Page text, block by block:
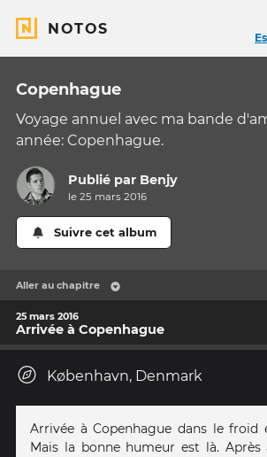
NOTOS
Copenhague
Voyage annuel avec ma bande
année: Copenhague.
Publié par Benjy
le 25 mars 2016
Suivre cet album
Aller au chapitre
25 mars 2016
Arrivée à Copenhague
København, Denmark
Arrivée à Copenhague dans le froid
Mais la bonne humeur est là.